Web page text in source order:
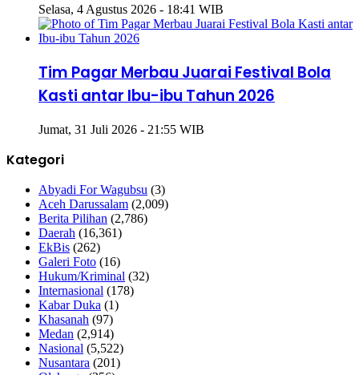
Selasa, 4 Agustus 2026 - 18:41 WIB
Tim Pagar Merbau Juarai Festival Bola
Kasti antar Ibu-ibu Tahun 2026
Jumat, 31 Juli 2026 - 21:55 WIB
Kategori
Abyadi For Wagubsu (3)
Aceh Darussalam (2,009)
Berita Pilihan (2,786)
Daerah (16,361)
EkBis (262)
Galeri Foto (16)
Hukum/Kriminal (32)
Internasional (178)
Kabar Duka (1)
Khasanah (97)
Medan (2,914)
Nasional (5,522)
Nusantara (201)